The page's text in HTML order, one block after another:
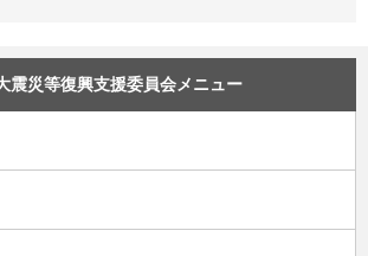
震災等復興支援委員会メニュー